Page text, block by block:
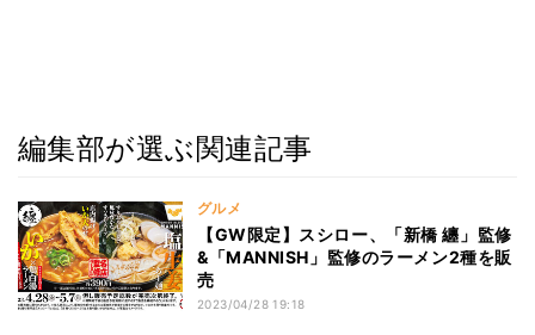
編集部が選ぶ関連記事
グルメ
【GW限定】スシロー、「新橋 纏」監修
&「MANNISH」監修のラーメン2種を販
売
2023/04/28 19:18